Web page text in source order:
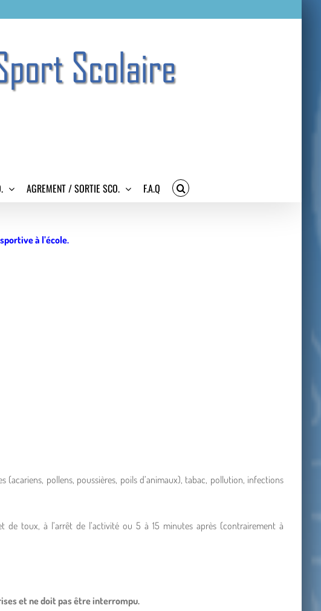
AGREMENT / SORTIE SCO. F.A.Q
à l’école.
pollens, poussières, poils d’animaux), tabac, pollution, infections
de toux, à l’arrêt de l’activité ou 5 à 15 minutes après (contrairement à
et ne doit pas être interrompu.